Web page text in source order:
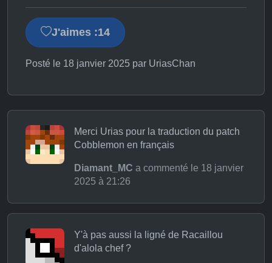
J'aimes :14
Posté le 18 janvier 2025 par UriasChan
Merci Urias pour la traduction du patch
Cobblemon en français
Diamant_MC a commenté le 18 janvier
2025 à 21:26
Y'à pas aussi la ligné de Racaillou
d'alola chef ?